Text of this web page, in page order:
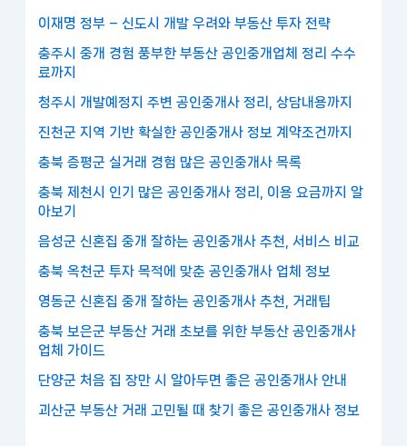
이재명 정부 – 신도시 개발 우려와 부동산 투자 전략
충주시 중개 경험 풍부한 부동산 공인중개업체 정리 수수
료까지
청주시 개발예정지 주변 공인중개사 정리, 상담내용까지
진천군 지역 기반 확실한 공인중개사 정보 계약조건까지
충북 증평군 실거래 경험 많은 공인중개사 목록
충북 제천시 인기 많은 공인중개사 정리, 이용 요금까지 알
아보기
음성군 신혼집 중개 잘하는 공인중개사 추천, 서비스 비교
충북 옥천군 투자 목적에 맞춘 공인중개사 업체 정보
영동군 신혼집 중개 잘하는 공인중개사 추천, 거래팁
충북 보은군 부동산 거래 초보를 위한 부동산 공인중개사
업체 가이드
단양군 처음 집 장만 시 알아두면 좋은 공인중개사 안내
괴산군 부동산 거래 고민될 때 찾기 좋은 공인중개사 정보